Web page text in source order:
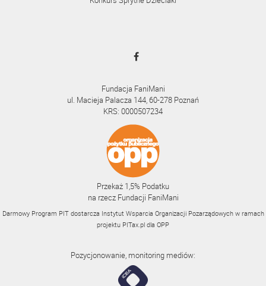
Fundacja FaniMani
ul. Macieja Palacza 144, 60-278 Poznań
KRS: 0000507234
Przekaż 1,5% Podatku
na rzecz Fundacji FaniMani
Darmowy Program PIT dostarcza Instytut Wsparcia Organizacji Pozarządowych w ramach
projektu PITax.pl dla OPP
Pozycjonowanie, monitoring mediów: